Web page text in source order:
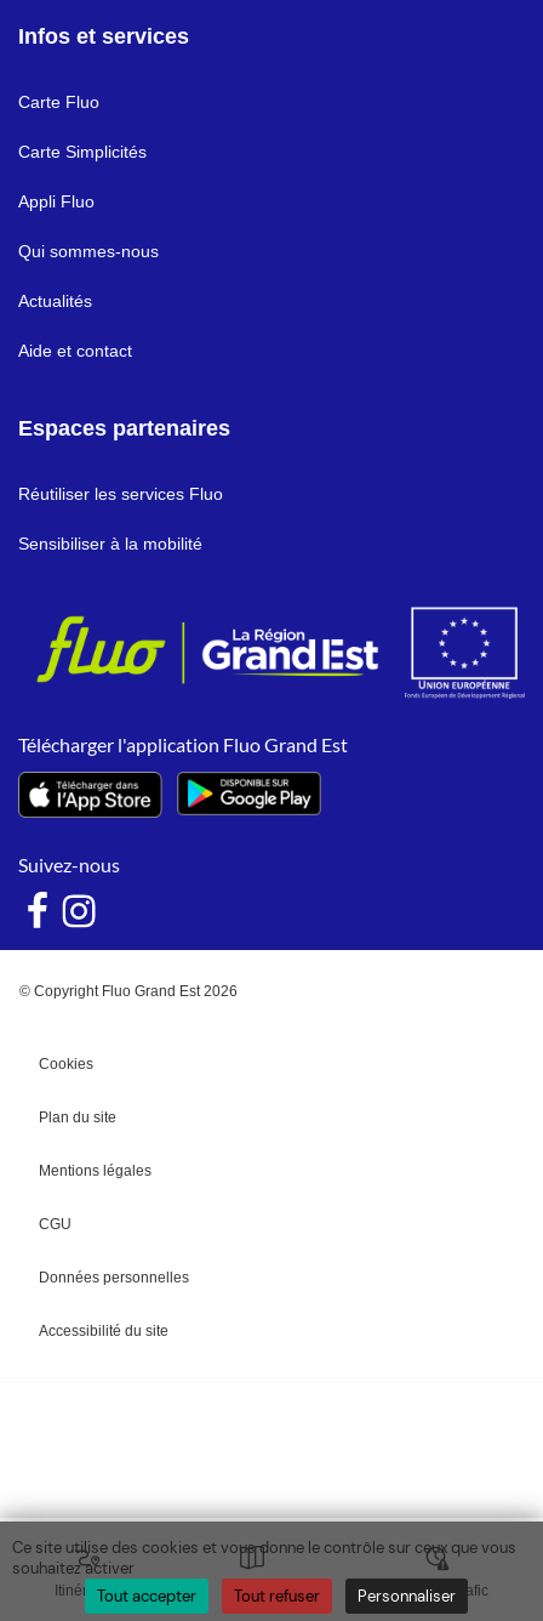
Infos et services
Carte Fluo
Carte Simplicités
Appli Fluo
Qui sommes-nous
Actualités
Aide et contact
Espaces partenaires
Réutiliser les services Fluo
Sensibiliser à la mobilité
Télécharger l'application Fluo Grand Est
Suivez-nous
Itinéraires Plan Horaires / Trafic
© Copyright Fluo Grand Est 2026
Cookies
Plan du site
Mentions légales
CGU
Données personnelles
Accessibilité du site
Ce site utilise des cookies et vous donne le contrôle sur ceux que vous
souhaitez activer
Tout accepter
Tout refuser Personnaliser